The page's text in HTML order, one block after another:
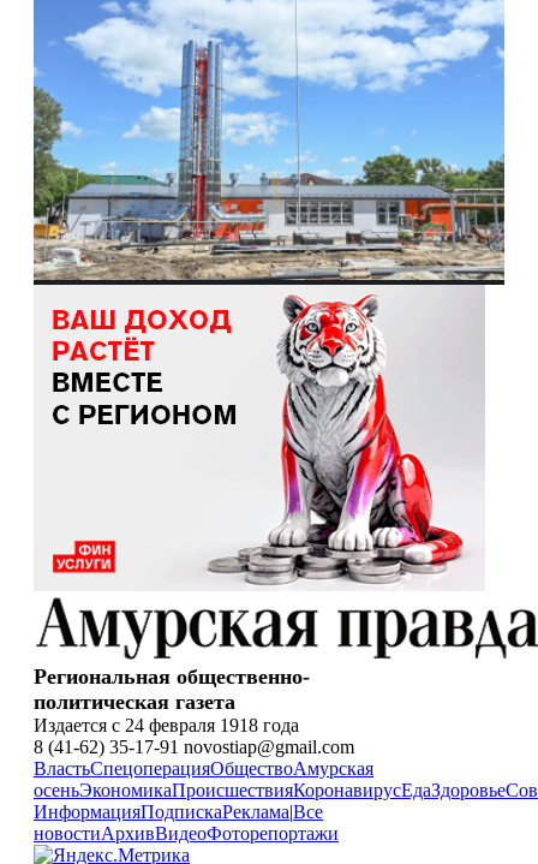
Региональная общественно-
политическая газета
Издается с 24 февраля 1918 года
8 (41-62) 35-17-91 novostiap@gmail.com
ВластьСпецоперацияОбществоАмурская
осеньЭкономикаПроисшествияКоронавирусЕдаЗдоровье
ИнформацияПодпискаРеклама|Все
новостиАрхивВидеоФоторепортажи